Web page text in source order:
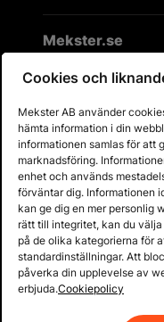
Mekster.se
Prisgaranti på
Lager i Sverige
60 dagars öppet
Fria returer
Cookies och
Mekster AB använder
hämta information i din
informationen samlas för att
marknadsföring.
enhet och används
förväntar dig. Informationen
kan ge dig en mer personlig
rätt till integritet, kan du
på de olika kategorierna för
standardinställningar. Att
påverka din upplevelse av
erbjuda.Cookiepolicy